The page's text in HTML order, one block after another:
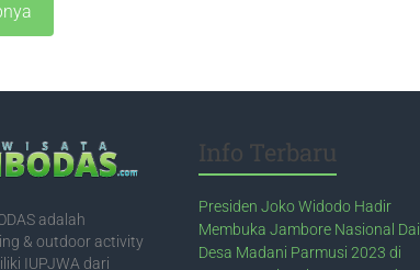
adalah
& outdoor activity
IUPJWA dari
Info Terbaru
Presiden Joko Widodo Hadir
Membuka Jambore Nasional Dai
Desa Madani Parmusi 2023 di